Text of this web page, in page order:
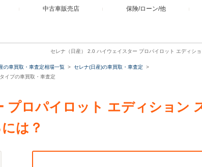
中古車販売店 保険/ローン/他
セレナ（日産） 2.0 ハイウェイスター プロパイロット エディシ
の車買取・車査定相場一覧
セレナ(日産)の車買取・車査定
イプの車買取・車査定
プロパイロット エディション
は？